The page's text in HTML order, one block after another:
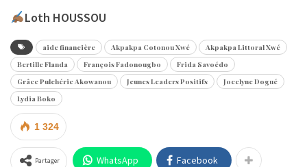
Loth HOUSSOU
aide financière Akpakpa Cotonou Xwé
Akpakpa Littoral Xwé
Bertille Flanda
François Fadonougbo
Frida Savoédo
Grâce Pulchérie Akowanou
Jeunes Leaders Positifs
Jocelyne Dogué
Lydia Boko
1 324
Partager WhatsApp Facebook